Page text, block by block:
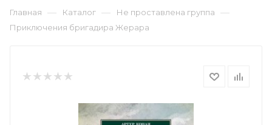
Главная — Каталог — Не проставлена группа —
Приключения бригадира Жерара